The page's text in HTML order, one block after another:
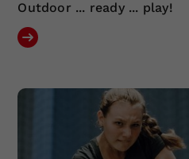
Outdoor ... ready ... play!